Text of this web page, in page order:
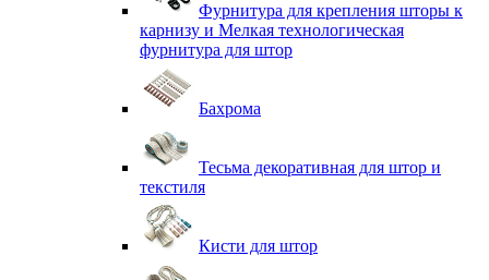
Фурнитура для крепления шторы к
карнизу и Мелкая технологическая
фурнитура для штор
Бахрома
Тесьма декоративная для штор и
текстиля
Кисти для штор